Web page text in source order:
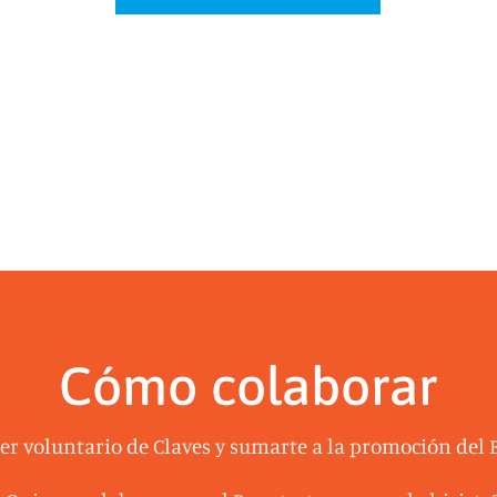
Cómo colaborar
voluntario de Claves y sumarte a la promoción del